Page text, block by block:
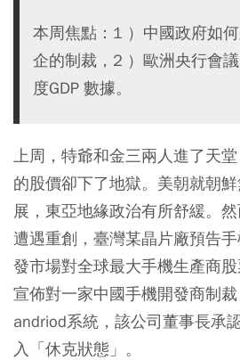
本周焦點：1 ）中國政府如
企的制裁，2 ）歐洲央行會
度GDP 數據。
上周，特爺和金三兩人進了天
的股價卻下了地獄。美朝就朝
展，東亞地緣政治有所舒緩。
遭遇重創，臺灣某晶片廠預告
發市場對全球最大手機生產商
宣佈對一家中國手機開發商制
andriod系統，該公司董事長承
入「休克狀態」。